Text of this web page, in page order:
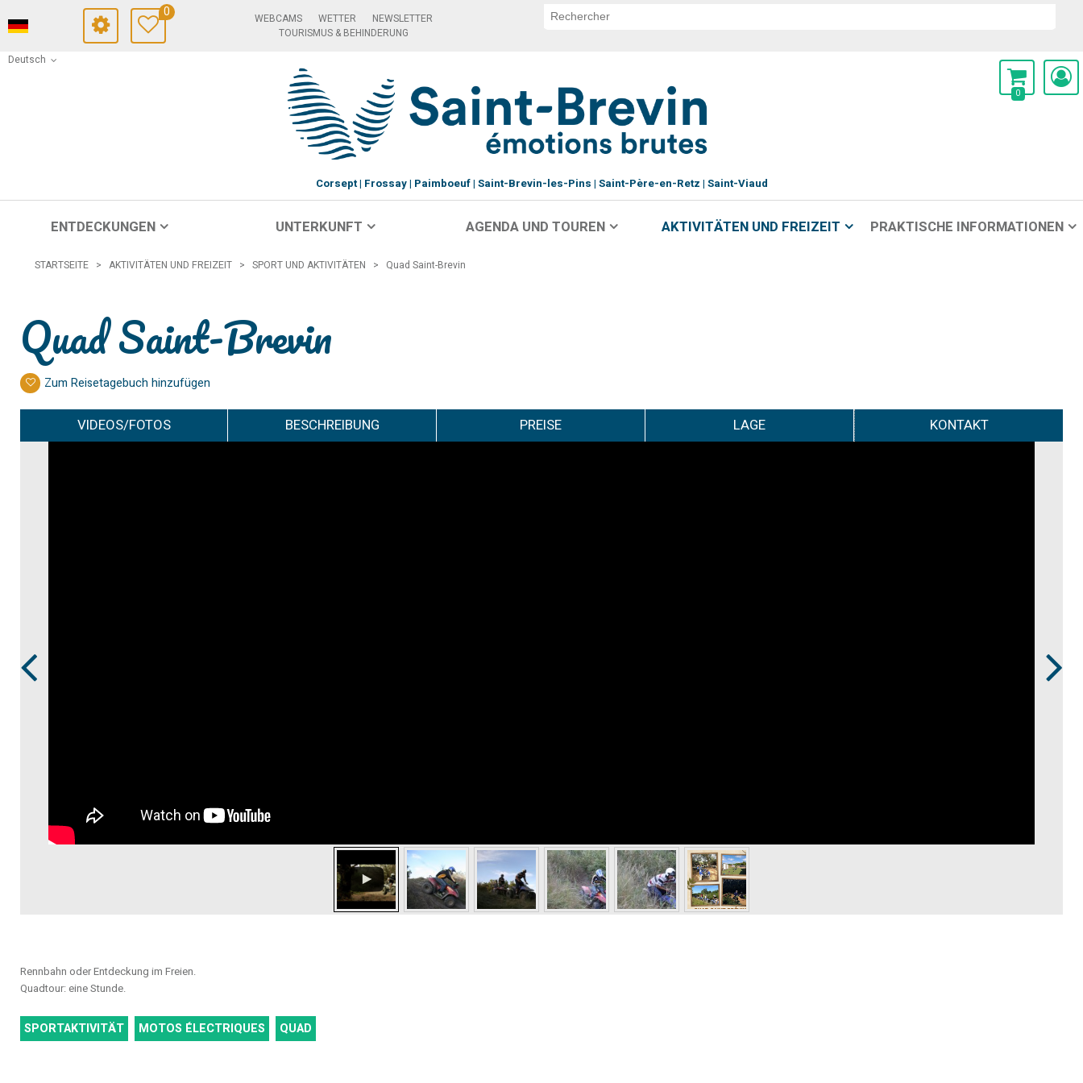
Deutsch
0 WEBCAMS WETTER
NEWSLETTER
TOURISMUS & BEHINDERUNG
0
Corsept Frossay Paimboeuf Saint-Brevin-les-Pins Saint-Père-en-Retz Saint-Viaud
ENTDECKUNGEN UNTERKUNFT AGENDA UND TOUREN AKTIVITÄTEN UND FREIZEIT PRAKTISCHE INFORMATIONEN
STARTSEITE > AKTIVITÄTEN UND FREIZEIT > SPORT UND AKTIVITÄTEN > Quad Saint-Brevin
Quad Saint-Brevin
Zum Reisetagebuch hinzufügen
VIDEOS/FOTOS BESCHREIBUNG PREISE LAGE KONTAKT
Rennbahn oder Entdeckung im Freien.
Quadtour: eine Stunde.
SPORTAKTIVITÄT MOTOS ÉLECTRIQUES QUAD